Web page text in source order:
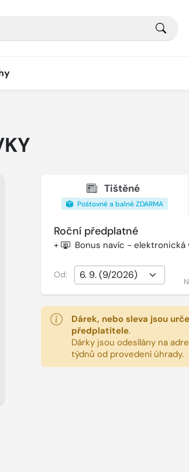
Tištěné
Poštovné a balné ZDARMA
Roční předplatné
+ Bonus navíc - elektronická
Od:
Dárek, nebo sleva jsou
předplatitele.
Dárky jsou odesílány na
týdnů od provedení úhrady.